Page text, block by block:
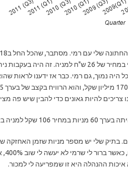
שנים, כשקניתי את 200 המניות הראשונות שלי במחיר של 26 ש"ח
היה נמוך, גם רמי. כבר אז ידענו לראות
שנה שעברה.
בתיק שלי יש מספר מניות שזמן האחזקה
אבל
ההנהלה היא זו שמפריעה לי למכור.